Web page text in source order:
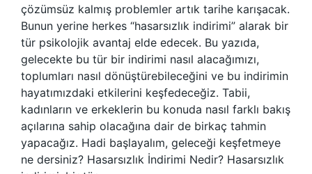
çözümsüz kalmış problemler artık tarihe karışacak.
Bunun yerine herkes “hasarsızlık indirimi” alarak bir
tür psikolojik avantaj elde edecek. Bu yazıda,
gelecekte bu tür bir indirimi nasıl alacağımızı,
toplumları nasıl dönüştürebileceğini ve bu indirimin
hayatımızdaki etkilerini keşfedeceğiz. Tabii,
kadınların ve erkeklerin bu konuda nasıl farklı bakış
açılarına sahip olacağına dair de birkaç tahmin
yapacağız. Hadi başlayalım, geleceği keşfetmeye
ne dersiniz? Hasarsızlık İndirimi Nedir? Hasarsızlık